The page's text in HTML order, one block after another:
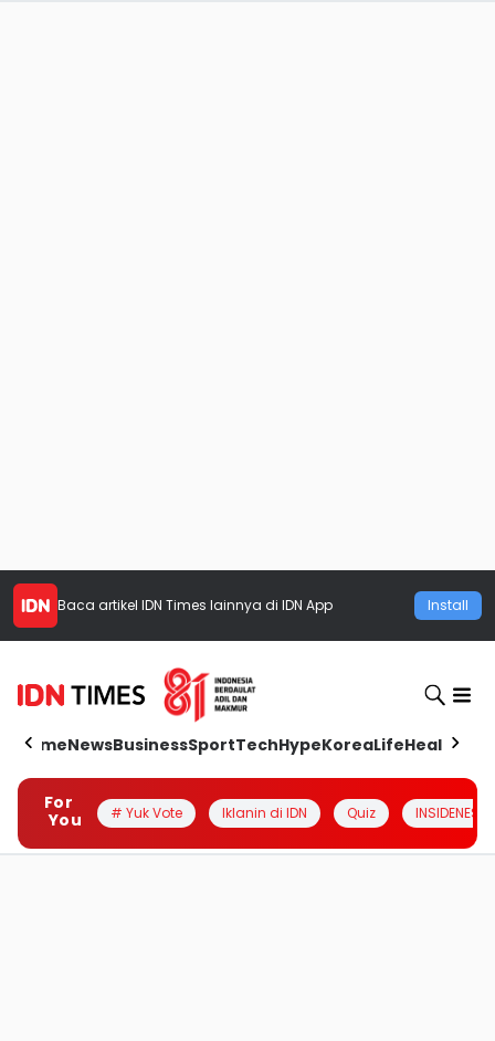
Baca artikel IDN Times lainnya di IDN App Install
HomeNewsBusinessSportTechHypeKoreaLifeHealth
For
You
# Yuk Vote Iklanin di IDN Quiz INSIDENESIA